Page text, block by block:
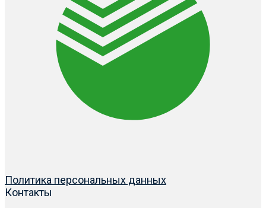
Политика персональных данных
Контакты